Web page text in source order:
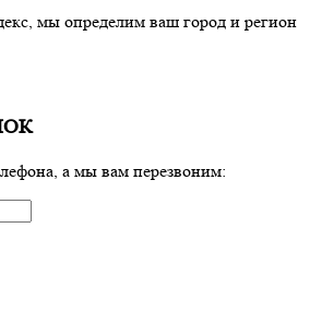
мы определим ваш город и регион
а мы вам перезвоним: